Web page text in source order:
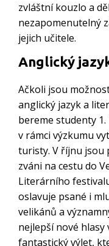
zvláštní kouzlo a
nezapomenutelný
jejich učitele.
Anglický
Ačkoli jsou
anglický jazyk a
bereme studenty
v rámci výzkumu
turisty. V říjnu jsou
zváni na cestu do
Literárního
oslavuje psané i
velikánů a
nejlepší nové hlasy
fantastický výlet,